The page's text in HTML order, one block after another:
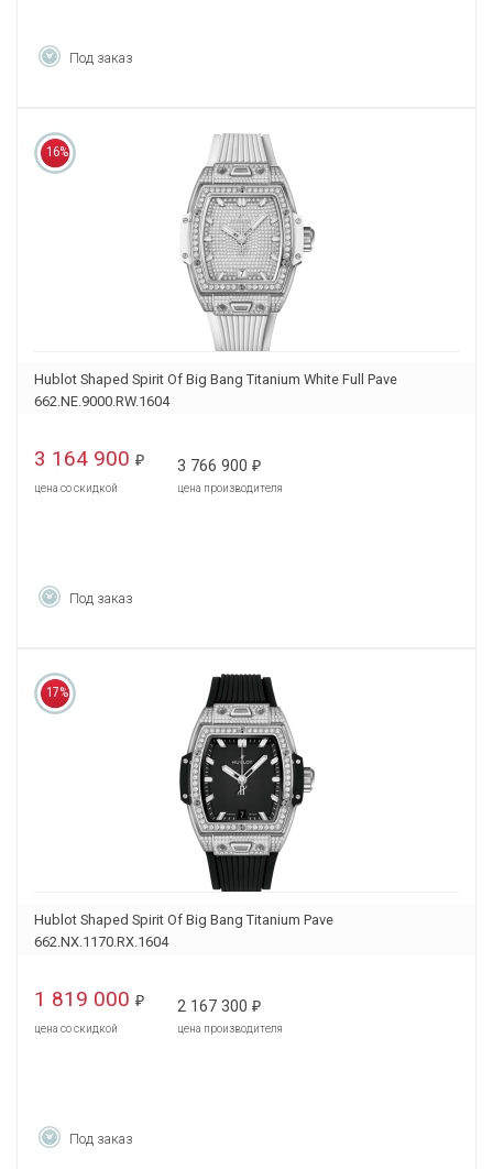
Под заказ
16%
Hublot Shaped Spirit Of Big Bang Titanium White Full Pave
662.NE.9000.RW.1604
3 164 900 ₽
цена со скидкой
3 766 900 ₽
цена производителя
Под заказ
17%
Hublot Shaped Spirit Of Big Bang Titanium Pave
662.NX.1170.RX.1604
1 819 000 ₽
цена со скидкой
2 167 300 ₽
цена производителя
Под заказ